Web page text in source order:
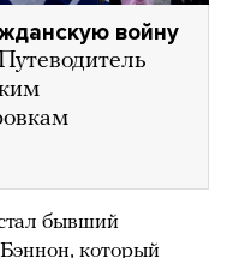
войну
Путеводитель
бывший
который